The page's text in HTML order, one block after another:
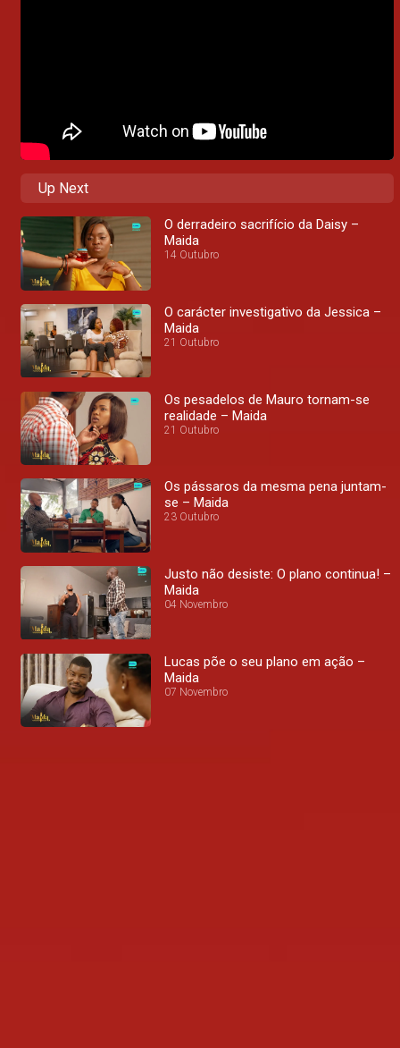
Up Next
O derradeiro sacrifício da Daisy –
Maida
14 Outubro
O carácter investigativo da Jessica –
Maida
21 Outubro
Os pesadelos de Mauro tornam-se
realidade – Maida
21 Outubro
Os pássaros da mesma pena juntam-
se – Maida
23 Outubro
Justo não desiste: O plano continua! –
Maida
04 Novembro
Lucas põe o seu plano em ação –
Maida
07 Novembro